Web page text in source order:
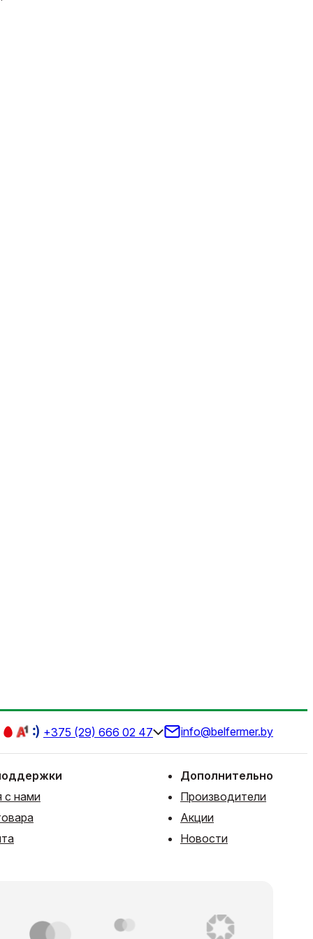
+375 (29) 666 02 47 info@belfermer.by
с нами
Дополнительно
Производители
Акции
Новости